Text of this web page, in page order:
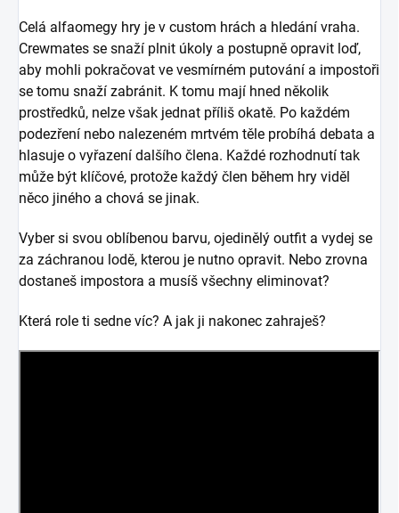
Celá alfaomegy hry je v custom hrách a hledání vraha.
Crewmates se snaží plnit úkoly a postupně opravit loď,
aby mohli pokračovat ve vesmírném putování a impostoři
se tomu snaží zabránit. K tomu mají hned několik
prostředků, nelze však jednat příliš okatě. Po každém
podezření nebo nalezeném mrtvém těle probíhá debata a
hlasuje o vyřazení dalšího člena. Každé rozhodnutí tak
může být klíčové, protože každý člen během hry viděl
něco jiného a chová se jinak.
Vyber si svou oblíbenou barvu, ojedinělý outfit a vydej se
za záchranou lodě, kterou je nutno opravit. Nebo zrovna
dostaneš impostora a musíš všechny eliminovat?
Která role ti sedne víc? A jak ji nakonec zahraješ?